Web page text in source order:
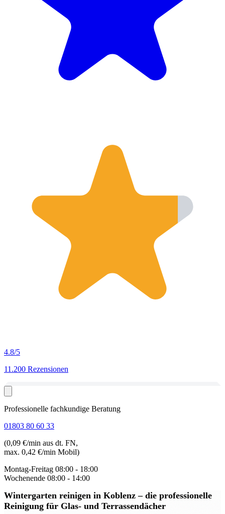
4.8/5
11.200 Rezensionen
Professionelle fachkundige Beratung
01803 80 60 33
(0,09 €/min aus dt. FN,
max. 0,42 €/min Mobil)
Montag-Freitag 08:00 - 18:00
Wochenende 08:00 - 14:00
Wintergarten reinigen in Koblenz– die professionelle
Reinigung für Glas- und Terrassendächer